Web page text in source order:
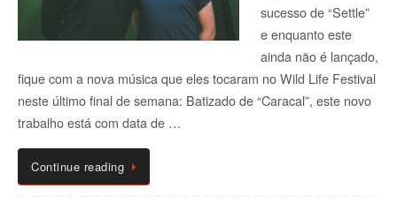
sucesso de “Settle”
e enquanto este
ainda não é lançado,
fique com a nova música que eles tocaram no Wild Life Festival
neste último final de semana: Batizado de “Caracal”, este novo
trabalho está com data de …
Continue reading